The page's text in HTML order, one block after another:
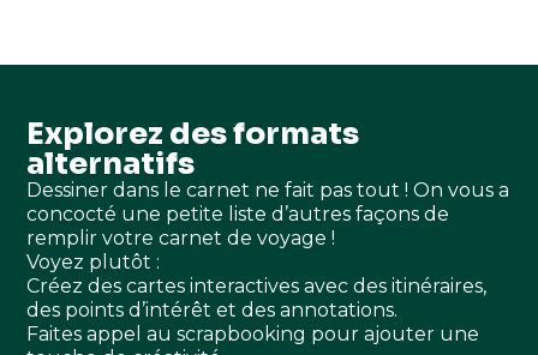
Explorez des formats
alternatifs
Dessiner dans le carnet ne fait pas tout ! On vous a
concocté une petite liste d’autres façons de
remplir votre carnet de voyage !
Voyez plutôt :
Créez des cartes interactives avec des itinéraires,
des points d’intérêt et des annotations.
Faites appel au scrapbooking pour ajouter une